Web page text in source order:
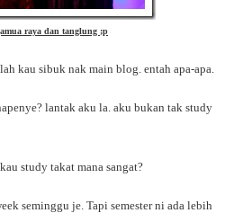
raya dan tanglung ;p
kau sibuk nak main blog. entah apa-apa.
lantak aku la. aku bukan tak study
study takat mana sangat?
seminggu je. Tapi semester ni ada lebih